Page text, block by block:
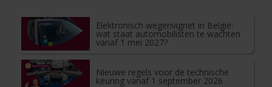
Elektronisch wegenvignet in België:
wat staat automobilisten te wachten
vanaf 1 mei 2027?
Nieuwe regels voor de technische
keuring vanaf 1 september 2026